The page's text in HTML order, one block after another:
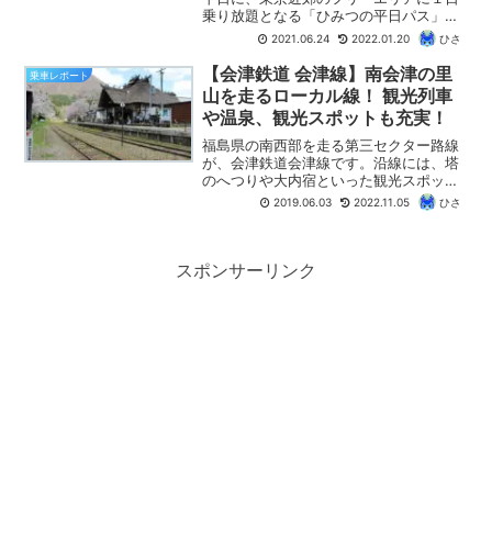
乗り放題となる「ひみつの平日パス」を
発売します。土休日に利用できる定番の
フリーきっぷ「休日おでかけパス」とフ
リーエリア、金額等は同一ですが、平日
に利用できます。...
2021.06.24 2022.01.20 ひさ
乗車レポート
【会津鉄道 会津線】南会津の里
山を走るローカル線！ 観光列車
や温泉、観光スポットも充実！
福島県の南西部を走る第三セクター路線
が、会津鉄道会津線です。沿線には、塔
のへつりや大内宿といった観光スポット
や、温泉もあり、一泊してのんびりと旅
をしてみたくなるところです。そんな会
ます
2019.06.03 2022.11.05 ひさ
スポンサーリンク